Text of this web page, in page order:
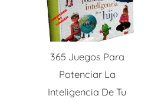
365 Juegos Para
Potenciar La
Inteligencia De Tu